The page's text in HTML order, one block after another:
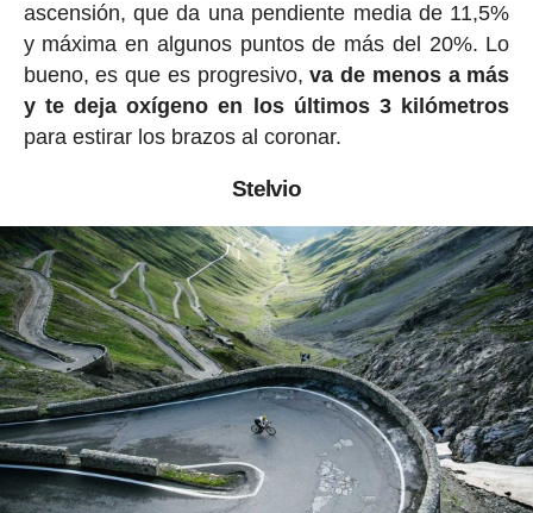
ascensión, que da una pendiente media de 11,5%
y máxima en algunos puntos de más del 20%. Lo
bueno, es que es progresivo,va de menos a más
y te deja oxígeno en los últimos 3 kilómetros
para estirar los brazos al coronar.
Stelvio